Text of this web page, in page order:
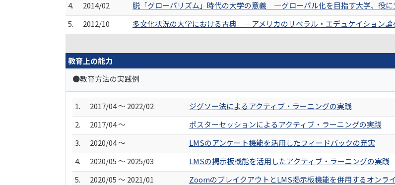
4.
2014/02
脱「グローバリズム」時代の大学の意義 ―グローバル化を目指す大学、役に
5.
2012/10
多文化状況の大学における古典 ―アメリカのリベラル・エデュケイション論
教育上の能力
●教育方法の実践例
1. 2017/04 ～ 2022/02
ジグソー法によるアクティブ・ラーニングの実践
2.
2017/04 ～
ポスターセッションによるアクティブ・ラーニングの実践
3.
2020/04 ～
LMSのアンケート機能を活用したフィードバックの充実
4.
2020/05 ～ 2025/03
LMSの掲示板機能を活用したアクティブ・ラーニングの実践
5.
2020/05 ～ 2021/01
ZoomのブレイクアウトとLMS掲示板機能を併用するオンラ